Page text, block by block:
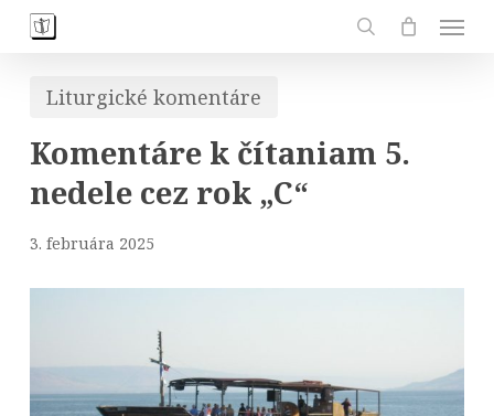
Skip
contentLiturgické komentáre
Komentáre k čítaniam 5.
nedele cez rok „C“
3. februára 2025